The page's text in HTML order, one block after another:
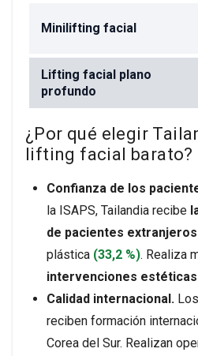
Minilifting facial
Lifting facial plano
profundo
¿Por qué elegir
lifting facial barato?
Confianza de los
la ISAPS, Tailandia recibe
de pacientes extranjeros
plástica (33,2 %). Realiza
intervenciones estéticas
Calidad internacional.
reciben formación
Corea del Sur. Realizan